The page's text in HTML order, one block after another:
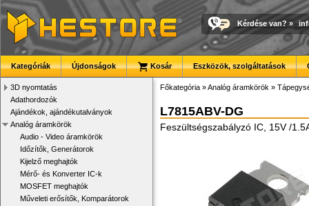
Kérdése van? »
Kategóriák Újdonságok Kosár Eszközök, szolgáltatások
3D nyomtatás
Adathordozók
Ajándékok, ajándékutalványok
Analóg áramkörök
Audio - Video áramkörök
Időzítők, Generátorok
Kijelző meghajtók
Mérő- és Konverter IC-k
MOSFET meghajtók
Műveleti erősítők, Komparátorok
Főkategória »Analóg áramkörök »
L7815ABV-DG
Feszültségszabályzó IC, 15V /